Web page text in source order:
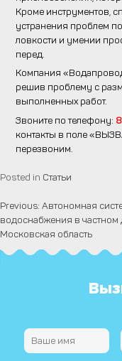
Кроме инструментов,
устранения проблем
ловкости и умении
перед.
Компания
решив проблему с
выполненных работ.
Звоните по телефону:
контакты в поле
перезвоним.
Posted in Статьи
Навигация
по
записям
Previous: Автономная
водоснабжения в частном
Московская область